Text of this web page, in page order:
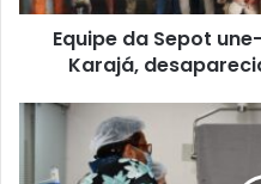
Equipe da Sepot
Karajá,